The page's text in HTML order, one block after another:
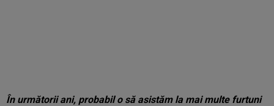
În următorii ani, probabil o să asistăm la mai multe furtuni